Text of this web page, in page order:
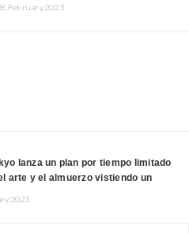
lanza un plan por tiempo limitado
arte y el almuerzo vistiendo un